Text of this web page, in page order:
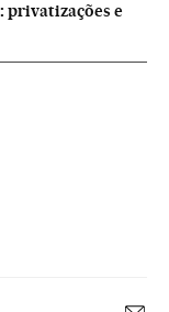
privatizações e